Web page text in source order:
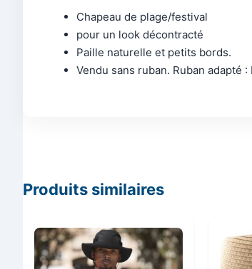
Chapeau de plage/festival
pour un look décontracté
Paille naturelle et petits bords.
Vendu sans ruban. Ruban adapté :
Produits similaires